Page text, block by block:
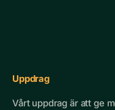
Uppdrag
Vårt uppdrag är att ge